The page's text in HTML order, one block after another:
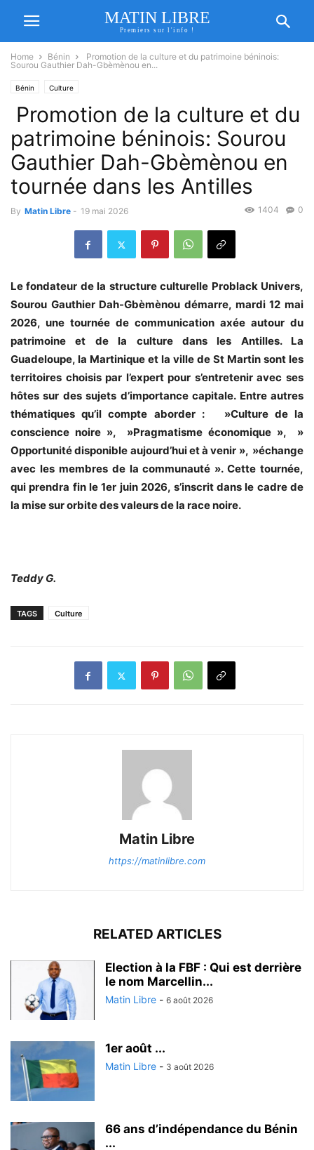
MATIN LIBRE
Premiers sur l'info !
Home Bénin
Promotion de la culture et du patrimoine béninois:
Sourou Gauthier Dah-Gbèmènou en...
Bénin Culture
Promotion de la culture et du
patrimoine béninois: Sourou
Gauthier Dah-Gbèmènou en
tournée dans les Antilles
By Matin Libre - 19 mai 2026 0
1404
Le fondateur de la structure culturelle Problack Univers,
Sourou Gauthier Dah-Gbèmènou démarre, mardi 12 mai
2026, une tournée de communication axée autour du
patrimoine et de la culture dans les Antilles. La
Guadeloupe, la Martinique et la ville de St Martin sont les
territoires choisis par l’expert pour s’entretenir avec ses
hôtes sur des sujets d’importance capitale. Entre autres
thématiques qu’il compte aborder : »Culture de la
conscience noire », »Pragmatisme économique », »
Opportunité disponible aujourd’hui et à venir », »échange
avec les membres de la communauté ». Cette tournée,
qui prendra fin le 1er juin 2026, s’inscrit dans le cadre de
la mise sur orbite des valeurs de la race noire.
Teddy G.
TAGS Culture
Matin Libre
https://matinlibre.com
RELATED ARTICLES
Election à la FBF : Qui est derrière
le nom Marcellin...
Matin Libre - 6 août 2026
1er août ...
Matin Libre - 3 août 2026
66 ans d’indépendance du Bénin
...